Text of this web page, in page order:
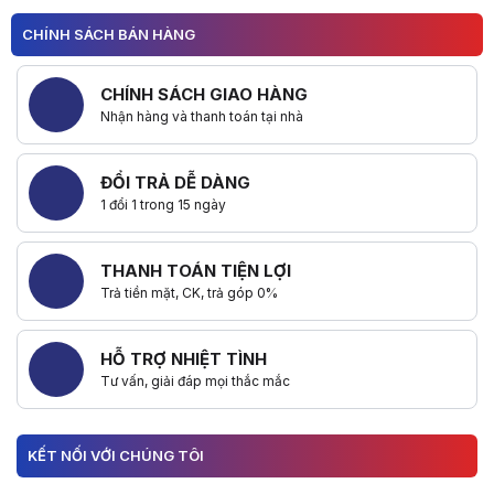
CHÍNH SÁCH BÁN HÀNG
CHÍNH SÁCH GIAO HÀNG
Nhận hàng và thanh toán tại nhà
ĐỔI TRẢ DỄ DÀNG
1 đổi 1 trong 15 ngày
THANH TOÁN TIỆN LỢI
Trả tiền mặt, CK, trả góp 0%
HỖ TRỢ NHIỆT TÌNH
Tư vấn, giải đáp mọi thắc mắc
KẾT NỐI VỚI CHÚNG TÔI